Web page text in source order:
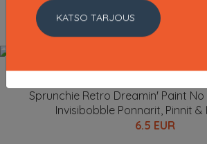
Sprunchie Retro Dreamin' Paint
Invisibobble Ponnarit, Pinnit &
6.5 EUR
KATSO TARJOUS